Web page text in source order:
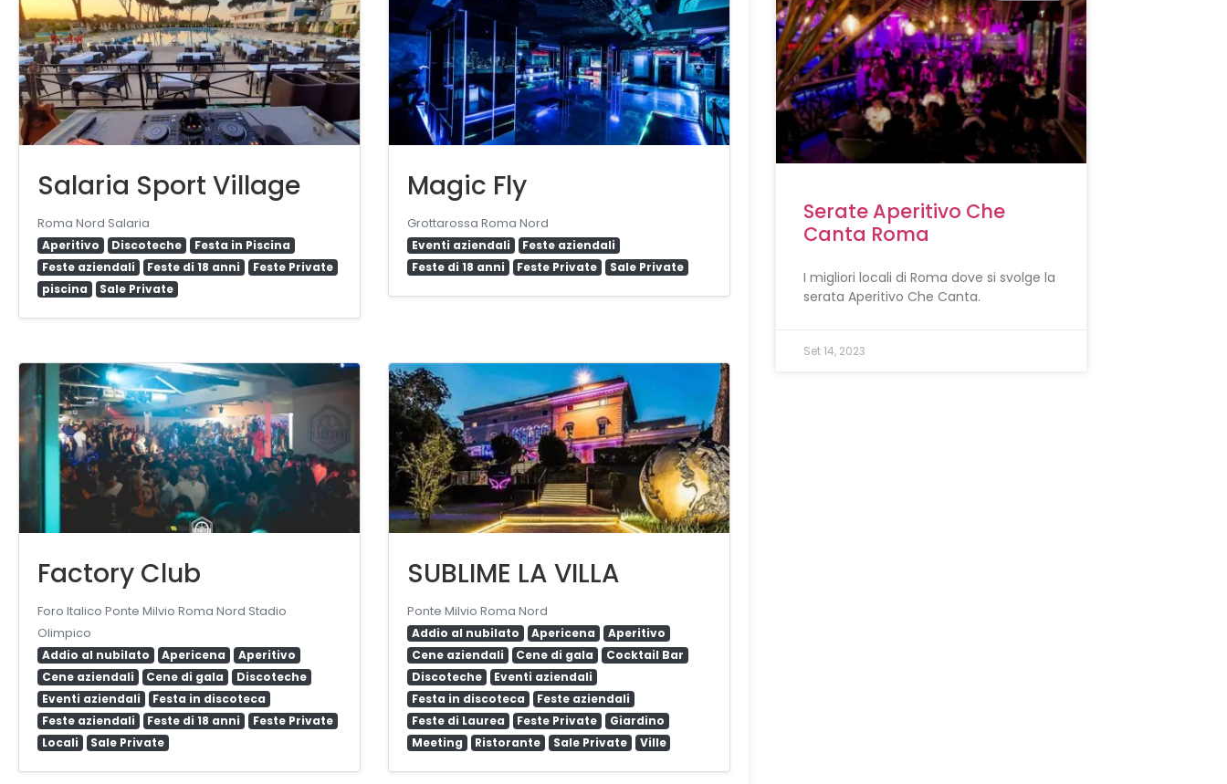
Salaria Sport Village
Roma Nord Salaria
Aperitivo
Discoteche
Festa in Piscina
Feste aziendali
Feste di 18 anni
Feste Private
piscina
Sale Private
Magic Fly
Grottarossa Roma Nord
Eventi aziendali
Feste aziendali
Feste di 18 anni
Feste Private Sale Private
Factory Club
Foro Italico Ponte Milvio Roma Nord Stadio
Olimpico
Addio al nubilato
Apericena
Aperitivo
Cene aziendali
Cene di gala
Discoteche
Eventi aziendali
Festa in discoteca
Feste aziendali
Feste di 18 anni
Feste Private
Locali
Sale Private
SUBLIME LA VILLA
Ponte Milvio Roma Nord
Addio al nubilato
Apericena
Aperitivo
Cene aziendali
Cene di gala
Cocktail Bar
Discoteche
Eventi aziendali
Festa in discoteca
Feste aziendali
Feste di Laurea
Feste Private
Giardino
Meeting
Ristorante Sale Private Ville
Serate Aperitivo Che
Canta Roma
I migliori locali di Roma dove si svolge la
serata Aperitivo Che Canta.
Set 14, 2023